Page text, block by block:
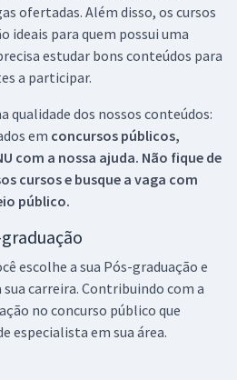
ofertadas. Além disso, os cursos
ideais para quem possui uma
estudar bons conteúdos para
a participar.
qualidade dos nossos conteúdos:
em concursos públicos,
com a nossa ajuda. Não fique de
cursos e busque a vaga com
público.
escolhe a sua Pós-graduação e
carreira. Contribuindo com a
no concurso público que
especialista em sua área.